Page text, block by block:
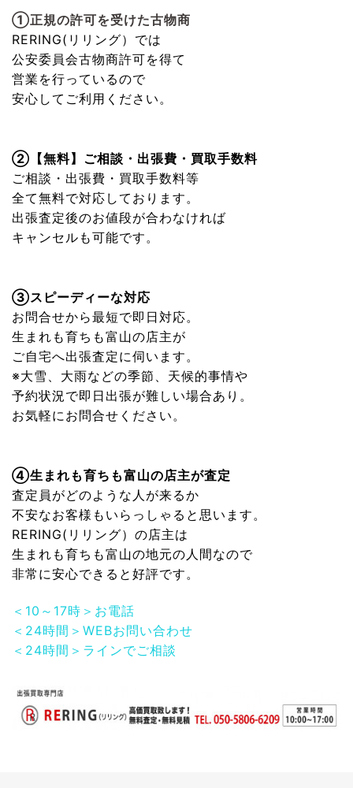
①正規の許可を受けた古物商
RERING(リリング） では
公安委員会古物商許可を得て
営業を行っているので
安心してご利用ください。
②【無料】ご相談・出張費・買取手数料
ご相談・出張費・買取手数料等
全て無料で対応しております。
出張査定後のお値段が合わなければ
キャンセルも可能です。
③スピーディーな対応
お問合せから最短で即日対応。
生まれも育ちも富山の店主が
ご自宅へ出張査定に伺います。
※大雪、大雨などの季節、天候的事情や
予約状況で即日出張が難しい場合あり。
お気軽にお問合せください。
④生まれも育ちも富山の店主が査定
査定員がどのような人が来るか
不安なお客様もいらっしゃると思います。
RERING(リリング） の店主は
生まれも育ちも富山の地元の人間なので
非常に安心できると好評です。
＜10～17時＞お電話
＜24時間＞WEBお問い合わせ
＜24時間＞ラインでご相談